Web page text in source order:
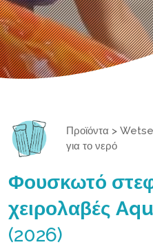
Προϊόντα >
για το νερό
Φουσκωτό
χειρολαβές
(2026)